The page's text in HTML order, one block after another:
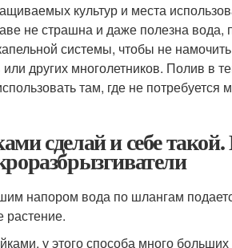
культур и места
не страшна и даже полезна
системы, чтобы не
других многолетников. Полив в
там, где не потребуется
сделай и себе
напором вода по шлангам
растение.
у этого способа много